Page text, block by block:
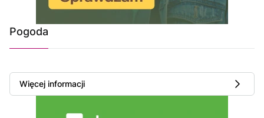
Pogoda
Więcej informacji